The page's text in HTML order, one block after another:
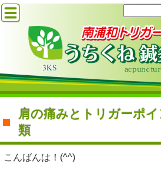
肩の痛みとトリガーポ
類
こんばんは！(^^)